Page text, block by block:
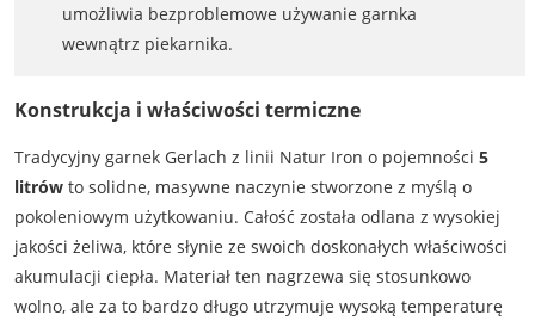
umożliwia bezproblemowe używanie garnka
wewnątrz piekarnika.
Konstrukcja i właściwości termiczne
Tradycyjny garnek Gerlach z linii Natur Iron o pojemności 5
litrówto solidne, masywne naczynie stworzone z myślą o
pokoleniowym użytkowaniu. Całość została odlana z wysokiej
jakości żeliwa, które słynie ze swoich doskonałych właściwości
akumulacji ciepła. Materiał ten nagrzewa się stosunkowo
wolno, ale za to bardzo długo utrzymuje wysoką temperaturę